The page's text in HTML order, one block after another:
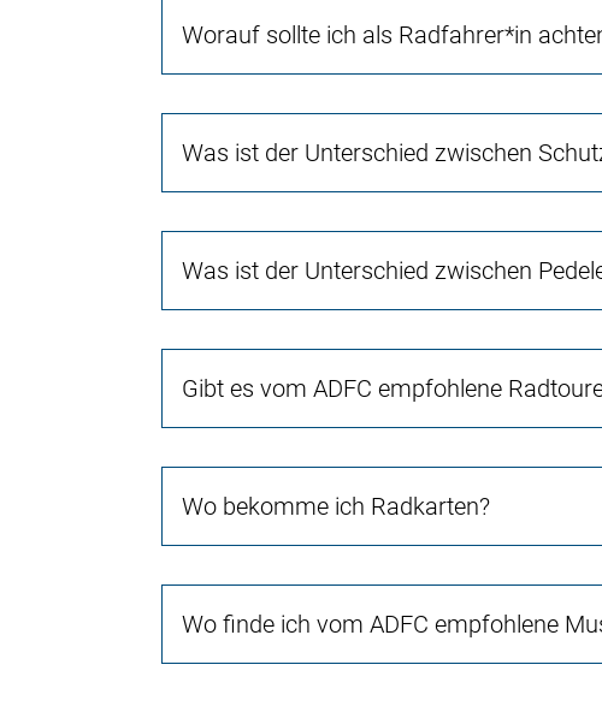
Worauf sollte ich als Radfahrer*in
Was ist der Unterschied zwischen
Was ist der Unterschied zwischen
Gibt es vom ADFC empfohlene
Wo bekomme ich Radkarten?
Wo finde ich vom ADFC empfohlene